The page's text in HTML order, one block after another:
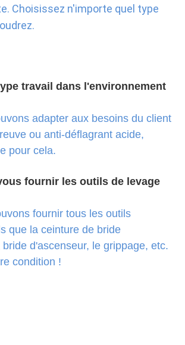
Choisissez n'importe quel type
travail dans l'environnement
adapter aux besoins du client
ou anti-déflagrant acide,
pour cela.
fournir les outils de levage
fournir tous les outils
que la ceinture de bride
d'ascenseur, le grippage, etc.
condition !